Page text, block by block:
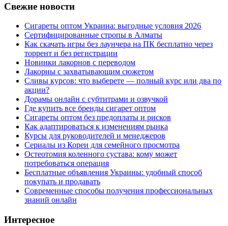
Свежие новости
Сигареты оптом Украина: выгодные условия 2026
Сертифицированные стропы в Алматы
Как скачать игры без лаунчера на ПК бесплатно через
торрент и без регистрации
Новинки лакорнов с переводом
Лакорны с захватывающим сюжетом
Сливы курсов: что выберете — полный курс или два по
акции?
Дорамы онлайн с субтитрами и озвучкой
Где купить все бренды сигарет оптом
Сигареты оптом без предоплаты и рисков
Как адаптироваться к изменениям рынка
Курсы для руководителей и менеджеров
Сериалы из Кореи для семейного просмотра
Остеотомия коленного сустава: кому может
потребоваться операция
Бесплатные объявления Украины: удобный способ
покупать и продавать
Современные способы получения профессиональных
знаний онлайн
Интересное